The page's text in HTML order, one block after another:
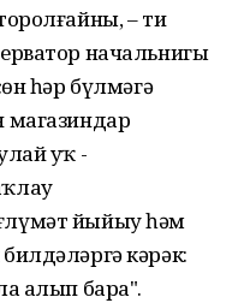
– ти
начальнигы
һәр бүлмәгә
магазиндар
уҡ -
йыйыу һәм
кәрәк:
алып бара".